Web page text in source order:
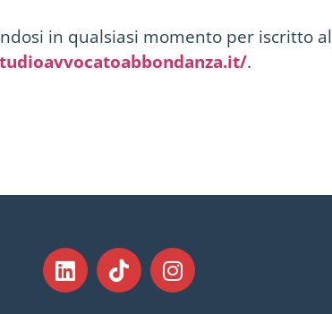
in qualsiasi momento per iscritto al
.